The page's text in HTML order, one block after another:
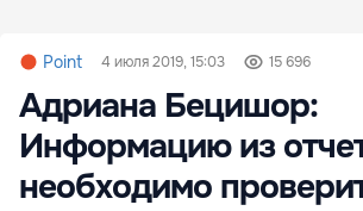
Point 4 июля 2019, 15:03 15 696
Адриана Бецишор:
Информацию из
необходимо